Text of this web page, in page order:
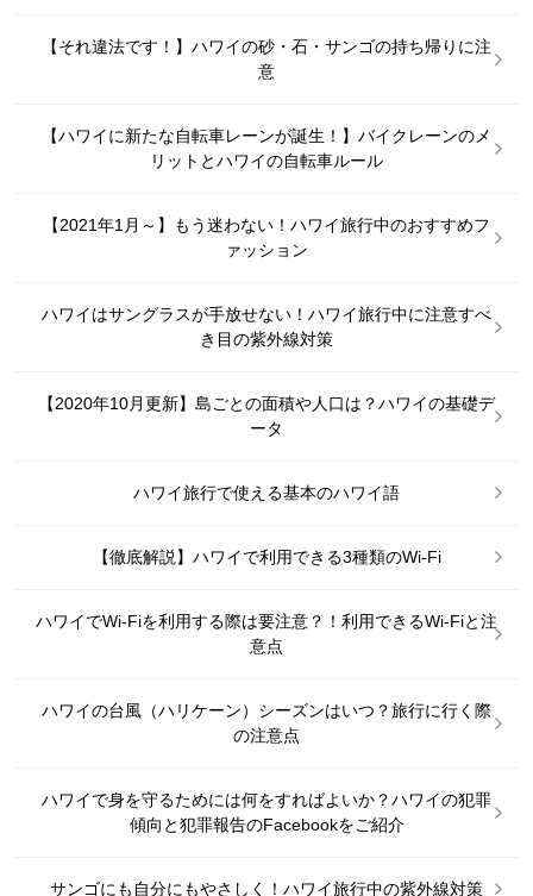
【それ違法です！】ハワイの砂・石・サンゴの持ち帰りに注
意
【ハワイに新たな自転車レーンが誕生！】バイクレーンのメ
リットとハワイの自転車ルール
【2021年1月～】もう迷わない！ハワイ旅行中のおすすめフ
ァッション
ハワイはサングラスが手放せない！ハワイ旅行中に注意すべ
き目の紫外線対策
【2020年10月更新】島ごとの面積や人口は？ハワイの基礎デ
ータ
ハワイ旅行で使える基本のハワイ語
【徹底解説】ハワイで利用できる3種類のWi-Fi
ハワイでWi-Fiを利用する際は要注意？！利用できるWi-Fiと注
意点
ハワイの台風（ハリケーン）シーズンはいつ？旅行に行く際
の注意点
ハワイで身を守るためには何をすればよいか？ハワイの犯罪
傾向と犯罪報告のFacebookをご紹介
サンゴにも自分にもやさしく！ハワイ旅行中の紫外線対策